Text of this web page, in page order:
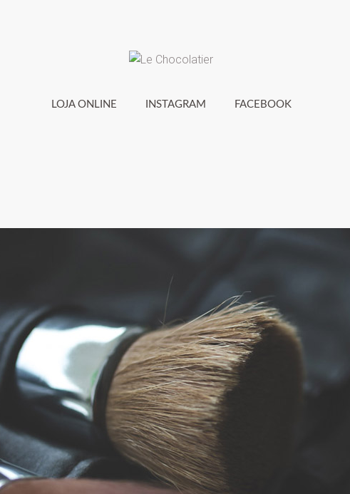
LOJA ONLINE INSTAGRAM FACEBOOK